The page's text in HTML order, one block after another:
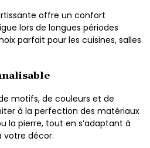
offre un confort
lors de longues périodes
parfait pour les cuisines, salles
motifs, de couleurs et de
à la perfection des matériaux
la pierre, tout en s’adaptant à
votre décor.